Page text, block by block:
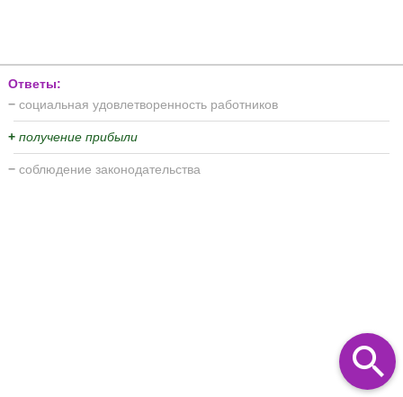
Ответы:
− социальная удовлетворенность работников
+ получение прибыли
− соблюдение законодательства